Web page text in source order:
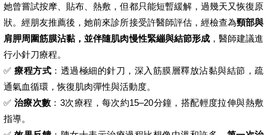
她曾嘗試按摩、貼布、熱敷，但都只能短暫緩解，過幾天又恢復原
狀。經朋友推薦後，她前來診所接受許醫師評估，經檢查為頸部與
肩胛周圍筋膜沾黏，並伴隨肌肉慢性緊繃與結節形成，醫師建議進
行小針刀療程。
✅ 療程方式 ：透過極細的針刀，深入筋膜層釋放沾黏與結節，疏
通氣血循環，恢復肌肉彈性與活動度。
✅ 治療次數 ：3次療程，每次約15–20分鐘，搭配輕度拉伸與熱敷
指導。